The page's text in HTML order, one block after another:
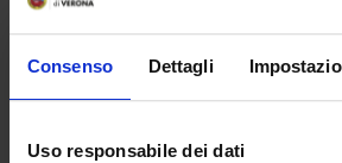
Consenso Dettagli
Uso responsabile dei dati
Il polmone
La pleure
MEDIASTINO